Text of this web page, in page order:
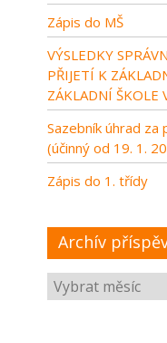
Zápis do MŠ
VÝSLEDKY
PŘIJETÍ K
ZÁKLADNÍ ŠKOLE
Sazebník úhrad za
(účinný od 19. 1.
Zápis do 1. třídy
Archív